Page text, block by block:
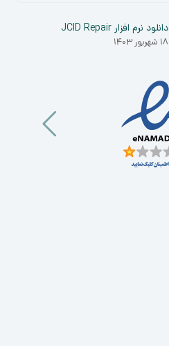
دانلود نرم افزار JCID Repair
۱۸ شهریور ۱۴۰۳